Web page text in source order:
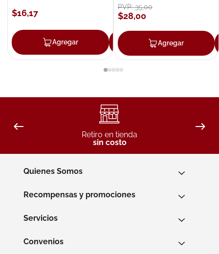
$16,17
Agregar Agregar
PVP:35,00
$28,00
Agregar
Retiro en tienda
sin costo
Quienes Somos
Recompensas y promociones
Servicios
Convenios